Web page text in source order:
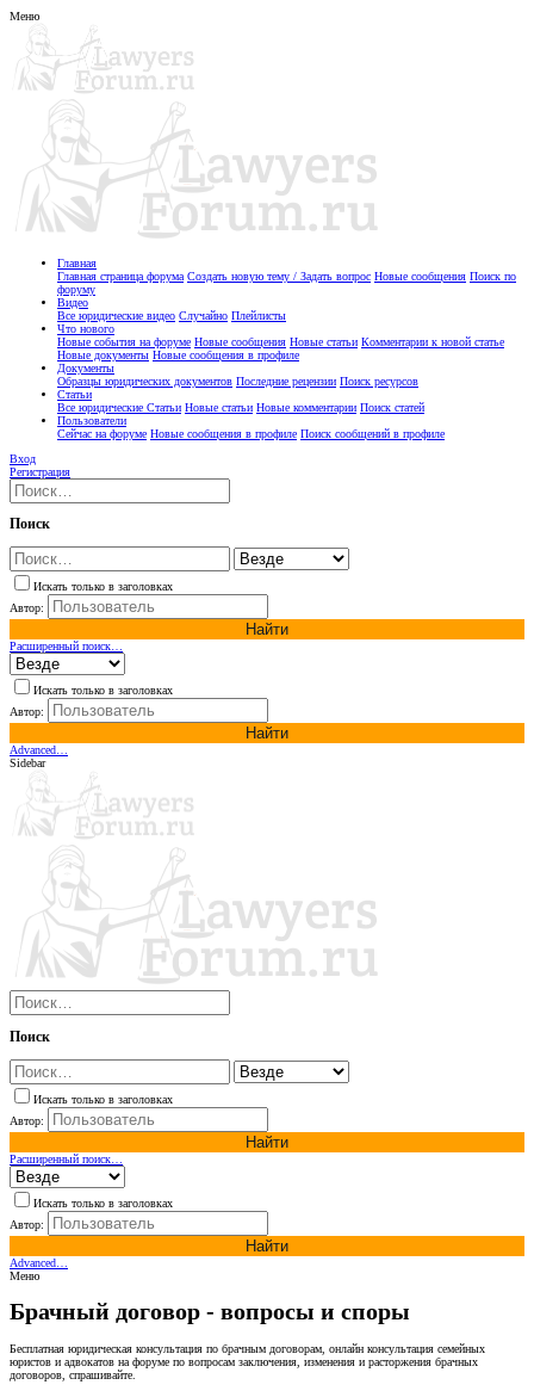
Меню
Главная
Главная страница форума Создать новую тему / Задать вопрос Новые сообщения Поиск по
форуму
Видео
Все юридические видео Случайно Плейлисты
Что нового
Новые события на форуме Новые сообщения Новые статьи Комментарии к новой статье
Новые документы Новые сообщения в профиле
Документы
Образцы юридических документов Последние рецензии Поиск ресурсов
Статьи
Все юридические Статьи Новые статьи Новые комментарии Поиск статей
Пользователи
Сейчас на форуме Новые сообщения в профиле Поиск сообщений в профиле
Вход
Регистрация
Поиск
Искать только в заголовках
Автор:
Найти
Расширенный поиск…
Искать только в заголовках
Автор:
Найти
Advanced…
Sidebar
Поиск
Искать только в заголовках
Автор:
Найти
Расширенный поиск…
Искать только в заголовках
Автор:
Найти
Advanced…
Меню
Брачный договор - вопросы и споры
Бесплатная юридическая консультация по брачным договорам, онлайн консультация семейных
юристов и адвокатов на форуме по вопросам заключения, изменения и расторжения брачных
договоров, спрашивайте.